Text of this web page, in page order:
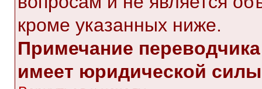
кроме указанных ниже.
Примечание
имеет юридической